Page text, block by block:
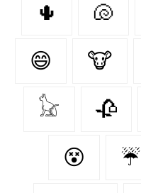
🌵 🐚
😄 🐮
𓃠 🥀
😵 ☔